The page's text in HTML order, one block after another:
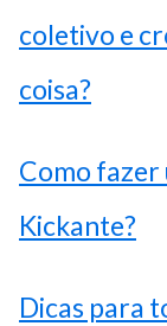
coletivo e
coisa?
Como fazer
Kickante?
Dicas para